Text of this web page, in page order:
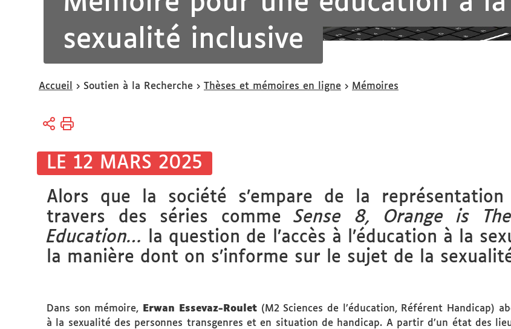
sexualité inclusive
Vous
ici :
Accueil Soutien à la Recherche Thèses et mémoires en ligne Mémoires
LE 12 MARS 2025
Alors que la société s’empare de la
travers des séries commeSense 8, Orange is
Education…
la question de l’accès à l’éducation à la
la manière dont on s’informe sur le sujet de la
Dans son mémoire, Erwan Essevaz-Roulet(M2 Sciences de l’éducation, Référent Handicap)
à la sexualité des personnes transgenres et en situation de handicap. A partir d’un état des